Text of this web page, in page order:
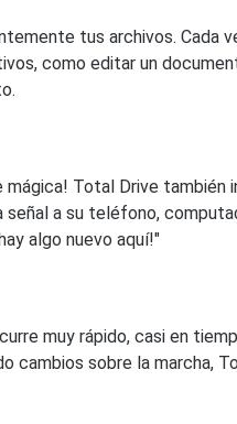
tus archivos. Cada
como editar un
mágica! Total Drive también
señal a su teléfono,
algo nuevo aquí!"
muy rápido, casi en
cambios sobre la marcha,